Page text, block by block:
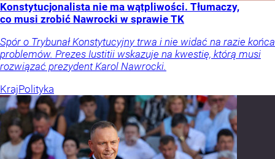
Konstytucjonalista nie ma wątpliwości. Tłumaczy,
co musi zrobić Nawrocki w sprawie TK
Spór o Trybunał Konstytucyjny trwa i nie widać na razie końca
problemów. Prezes Iustitii wskazuje na kwestię, którą musi
rozwiązać prezydent Karol Nawrocki.
KrajPolityka